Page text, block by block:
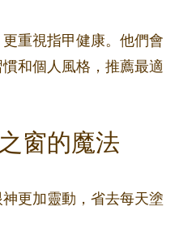
重視指甲健康。他們會
和個人風格，推薦最適
窗的魔法
更加靈動，省去每天塗